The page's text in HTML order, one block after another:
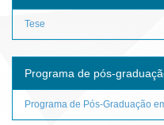
Tese
Programa de pós-
Programa de Pós-Graduação